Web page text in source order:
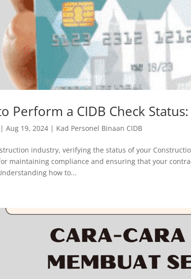
Perform a CIDB Check
|Aug 19, 2024 | Kad Personel Binaan CIDB
industry, verifying the status of your
maintaining compliance and ensuring that your
how to...